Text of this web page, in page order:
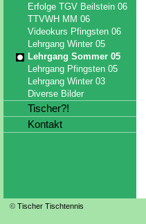
Erfolge TGV Beilstein 06
TTVWH MM 06
Videokurs Pfingsten 06
Lehrgang Winter 05
Lehrgang Sommer 05
Lehrgang Pfingsten 05
Lehrgang Winter 03
Diverse Bilder
Tischer?!
Kontakt
© Tischer Tischtennis